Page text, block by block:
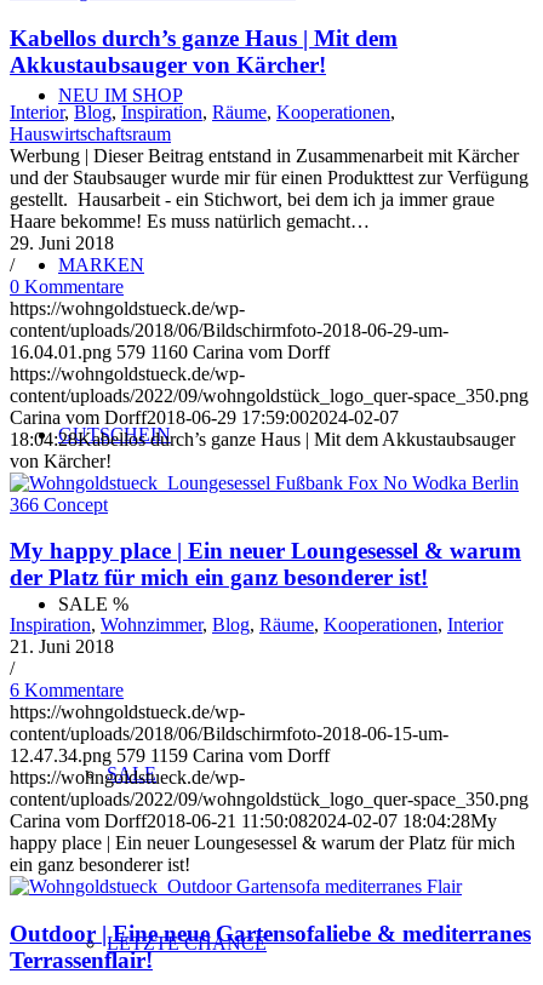
NEU IM SHOP
MARKEN
GUTSCHEIN
SALE %
SALE
LETZTE CHANCE
Kabellos durch’s ganze Haus | Mit dem
Akkustaubsauger von Kärcher!
Interior, Blog, Inspiration, Räume, Kooperationen,
Hauswirtschaftsraum
Werbung | Dieser Beitrag entstand in Zusammenarbeit mit Kärcher
und der Staubsauger wurde mir für einen Produkttest zur Verfügung
gestellt. Hausarbeit - ein Stichwort, bei dem ich ja immer graue
Haare bekomme! Es muss natürlich gemacht…
29. Juni 2018
/
0 Kommentare
https://wohngoldstueck.de/wp-
content/uploads/2018/06/Bildschirmfoto-2018-06-29-um-
16.04.01.png 579 1160 Carina vom Dorff
https://wohngoldstueck.de/wp-
content/uploads/2022/09/wohngoldstück_logo_quer-space_350.png
Carina vom Dorff2018-06-29 17:59:002024-02-07
18:04:28Kabellos durch’s ganze Haus | Mit dem Akkustaubsauger
von Kärcher!
My happy place | Ein neuer Loungesessel & warum
der Platz für mich ein ganz besonderer ist!
Inspiration, Wohnzimmer, Blog, Räume, Kooperationen, Interior
21. Juni 2018
/
6 Kommentare
https://wohngoldstueck.de/wp-
content/uploads/2018/06/Bildschirmfoto-2018-06-15-um-
12.47.34.png 579 1159 Carina vom Dorff
https://wohngoldstueck.de/wp-
content/uploads/2022/09/wohngoldstück_logo_quer-space_350.png
Carina vom Dorff2018-06-21 11:50:082024-02-07 18:04:28My
happy place | Ein neuer Loungesessel & warum der Platz für mich
ein ganz besonderer ist!
Outdoor | Eine neue Gartensofaliebe & mediterranes
Terrassenflair!